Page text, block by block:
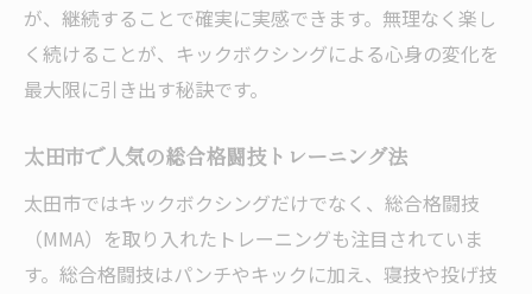
が、継続することで確実に実感できます。無理なく楽し
く続けることが、キックボクシングによる心身の変化を
最大限に引き出す秘訣です。
太田市で人気の総合格闘技トレーニング法
太田市ではキックボクシングだけでなく、総合格闘技
（MMA）を取り入れたトレーニングも注目されていま
す。総合格闘技はパンチやキックに加え、寝技や投げ技